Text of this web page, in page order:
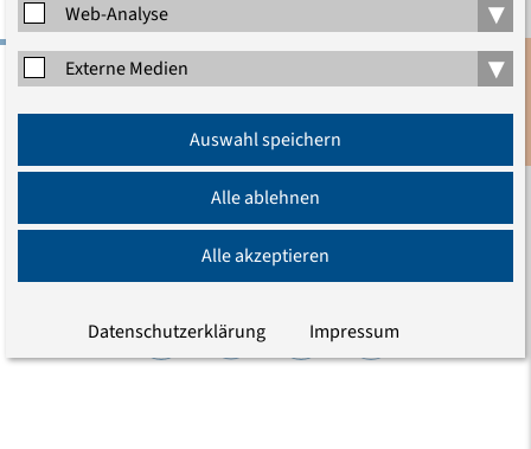
Anmeldung
Charlottenstraße 53/54
10117 Berlin
E-Mail
Wir sind auch hier
Web-Analyse ▾
Externe Medien ▾
Auswahl speichern
Alle ablehnen
Alle akzeptieren
Datenschutzerklärung Impressum